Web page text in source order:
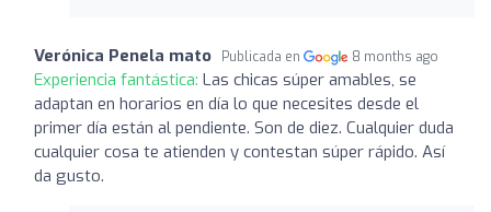
Verónica Penela mato Publicada en 8 months ago
Experiencia fantástica: Las chicas súper amables, se
adaptan en horarios en día lo que necesites desde el
primer día están al pendiente. Son de diez. Cualquier duda
cualquier cosa te atienden y contestan súper rápido. Así
da gusto.